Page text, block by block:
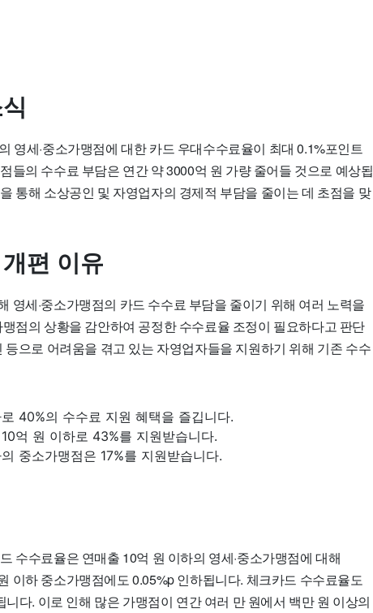
영세·중소가맹점에 대한 카드 우대수수료율이 최대 0.1%포인트
들의 수수료 부담은 연간 약 3000억 원 가량 줄어들 것으로 예상됩
통해 소상공인 및 자영업자의 경제적 부담을 줄이는 데 초점을 맞
편 이유
영세·중소가맹점의 카드 수수료 부담을 줄이기 위해 여러 노력을
점의 상황을 감안하여 공정한 수수료율 조정이 필요하다고 판단
으로 어려움을 겪고 있는 자영업자들을 지원하기 위해 기존 수수
40%의 수수료 지원 혜택을 즐깁니다.
억 원 이하로 43%를 지원받습니다.
중소가맹점은 17%를 지원받습니다.
수수료율은 연매출 10억 원 이하의 영세·중소가맹점에 대해
이하 중소가맹점에도 0.05%p 인하됩니다. 체크카드 수수료율도
니다. 이로 인해 많은 가맹점이 연간 여러 만 원에서 백만 원 이상의